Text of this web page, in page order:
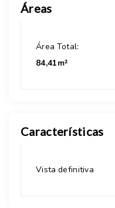
Áreas
Área Total:
84,41m²
Características
Vista definitiva